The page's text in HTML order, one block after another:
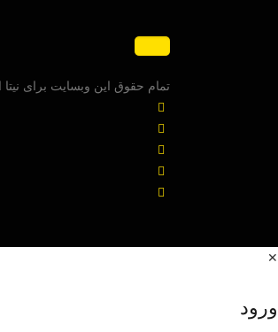
تمام حقوق این وبسایت برای
✕
ورود